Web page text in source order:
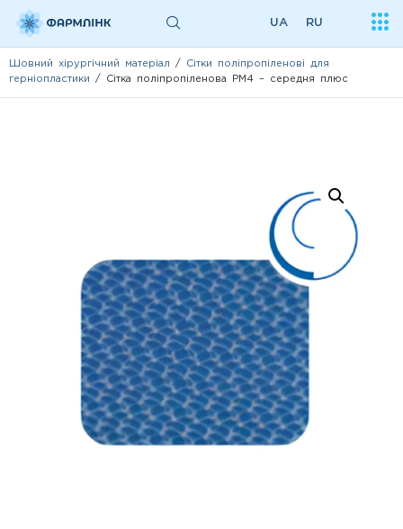
UA RU
Шовний хірургічний матеріал / Сітки поліпропіленові для
герніопластики / Сітка поліпропіленова PM4 – середня плюс